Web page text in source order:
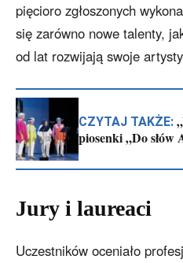
pięcioro zgłoszonych
się zarówno nowe talenty,
od lat rozwijają swoje
CZYTAJ TAKŻE:
piosenki „Do słów
Jury i laureaci
Uczestników oceniało